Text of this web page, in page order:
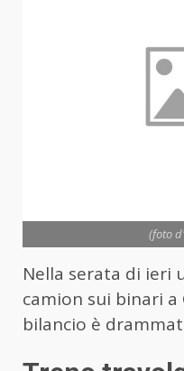
(foto
Nella serata di ieri
camion sui binari a
bilancio è